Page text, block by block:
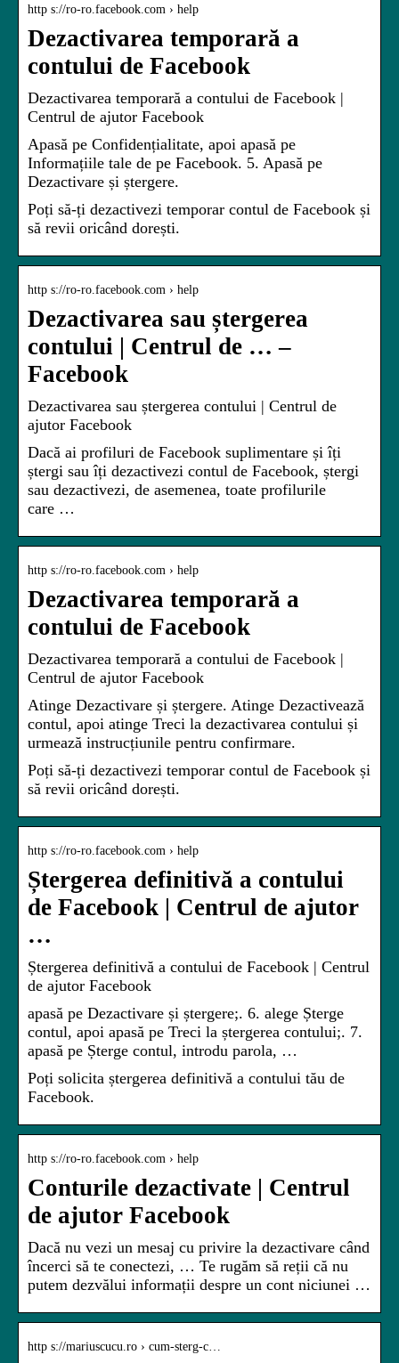
http s://ro-ro.facebook.com › help
Dezactivarea temporară a
contului de Facebook
Dezactivarea temporară a contului de Facebook |
Centrul de ajutor Facebook
Apasă pe Confidențialitate, apoi apasă pe
Informațiile tale de pe Facebook. 5. Apasă pe
Dezactivare și ștergere.
Poți să-ți dezactivezi temporar contul de Facebook și
să revii oricând dorești.
http s://ro-ro.facebook.com › help
Dezactivarea sau ștergerea
contului | Centrul de … –
Facebook
Dezactivarea sau ștergerea contului | Centrul de
ajutor Facebook
Dacă ai profiluri de Facebook suplimentare și îți
ștergi sau îți dezactivezi contul de Facebook, ștergi
sau dezactivezi, de asemenea, toate profilurile
care …
http s://ro-ro.facebook.com › help
Dezactivarea temporară a
contului de Facebook
Dezactivarea temporară a contului de Facebook |
Centrul de ajutor Facebook
Atinge Dezactivare și ștergere. Atinge Dezactivează
contul, apoi atinge Treci la dezactivarea contului și
urmează instrucțiunile pentru confirmare.
Poți să-ți dezactivezi temporar contul de Facebook și
să revii oricând dorești.
http s://ro-ro.facebook.com › help
Ștergerea definitivă a contului
de Facebook | Centrul de ajutor
…
Ștergerea definitivă a contului de Facebook | Centrul
de ajutor Facebook
apasă pe Dezactivare și ștergere;. 6. alege Șterge
contul, apoi apasă pe Treci la ștergerea contului;. 7.
apasă pe Șterge contul, introdu parola, …
Poți solicita ștergerea definitivă a contului tău de
Facebook.
http s://ro-ro.facebook.com › help
Conturile dezactivate | Centrul
de ajutor Facebook
Dacă nu vezi un mesaj cu privire la dezactivare când
încerci să te conectezi, … Te rugăm să reții că nu
putem dezvălui informații despre un cont niciunei …
http s://mariuscucu.ro › cum-sterg-c…